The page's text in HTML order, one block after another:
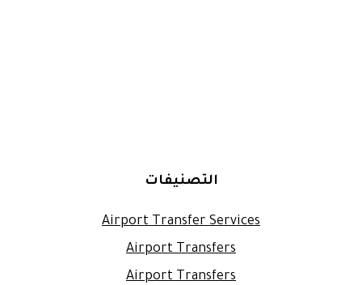
التصنيفات
Airport Transfer Services
Airport Transfers
Airport Transfers